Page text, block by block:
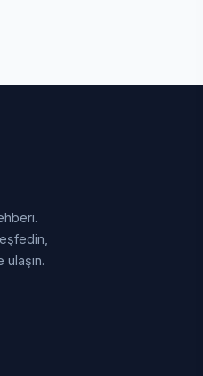
ulaşın.